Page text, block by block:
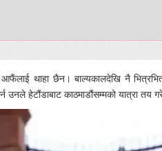
आफैंलाई थाहा छैन। बाल्यकालदेखि नै
उनले हेटौंडाबाट काठमाडौंसम्मको यात्रा तय